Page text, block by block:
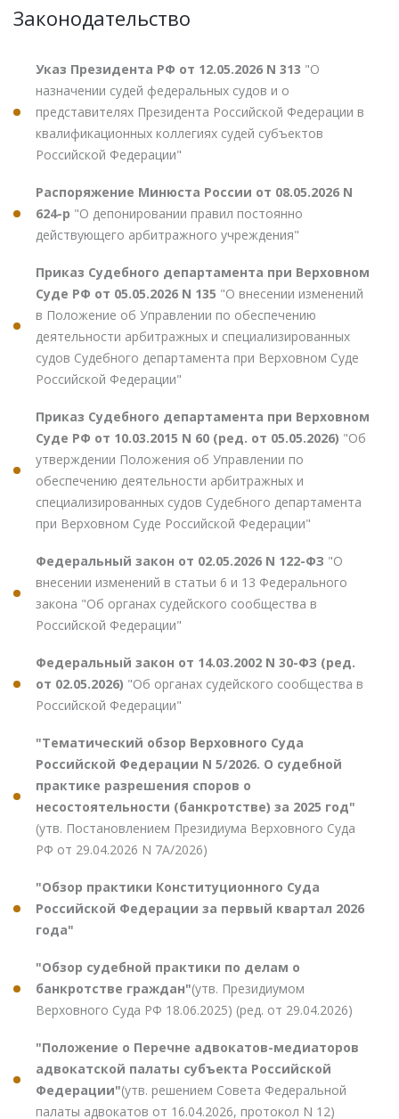
Законодательство
Указ Президента РФ от 12.05.2026 N 313 "О
назначении судей федеральных судов и о
представителях Президента Российской Федерации в
квалификационных коллегиях судей субъектов
Российской Федерации"
Распоряжение Минюста России от 08.05.2026 N
624-р "О депонировании правил постоянно
действующего арбитражного учреждения"
Приказ Судебного департамента при Верховном
Суде РФ от 05.05.2026 N 135 "О внесении изменений
в Положение об Управлении по обеспечению
деятельности арбитражных и специализированных
судов Судебного департамента при Верховном Суде
Российской Федерации"
Приказ Судебного департамента при Верховном
Суде РФ от 10.03.2015 N 60 (ред. от 05.05.2026) "Об
утверждении Положения об Управлении по
обеспечению деятельности арбитражных и
специализированных судов Судебного департамента
при Верховном Суде Российской Федерации"
Федеральный закон от 02.05.2026 N 122-ФЗ "О
внесении изменений в статьи 6 и 13 Федерального
закона "Об органах судейского сообщества в
Российской Федерации"
Федеральный закон от 14.03.2002 N 30-ФЗ (ред.
от 02.05.2026) "Об органах судейского сообщества в
Российской Федерации"
"Тематический обзор Верховного Суда
Российской Федерации N 5/2026. О судебной
практике разрешения споров о
несостоятельности (банкротстве) за 2025 год"
(утв. Постановлением Президиума Верховного Суда
РФ от 29.04.2026 N 7А/2026)
"Обзор практики Конституционного Суда
Российской Федерации за первый квартал 2026
года"
"Обзор судебной практики по делам о
банкротстве граждан"(утв. Президиумом
Верховного Суда РФ 18.06.2025) (ред. от 29.04.2026)
"Положение о Перечне адвокатов-медиаторов
адвокатской палаты субъекта Российской
Федерации"(утв. решением Совета Федеральной
палаты адвокатов от 16.04.2026, протокол N 12)